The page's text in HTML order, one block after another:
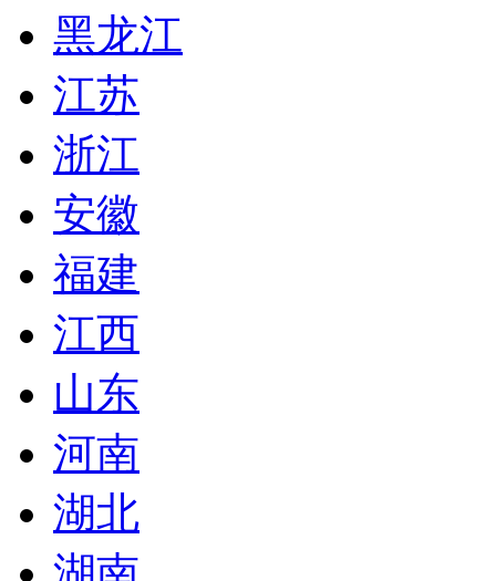
黑龙江
江苏
浙江
安徽
福建
江西
山东
河南
湖北